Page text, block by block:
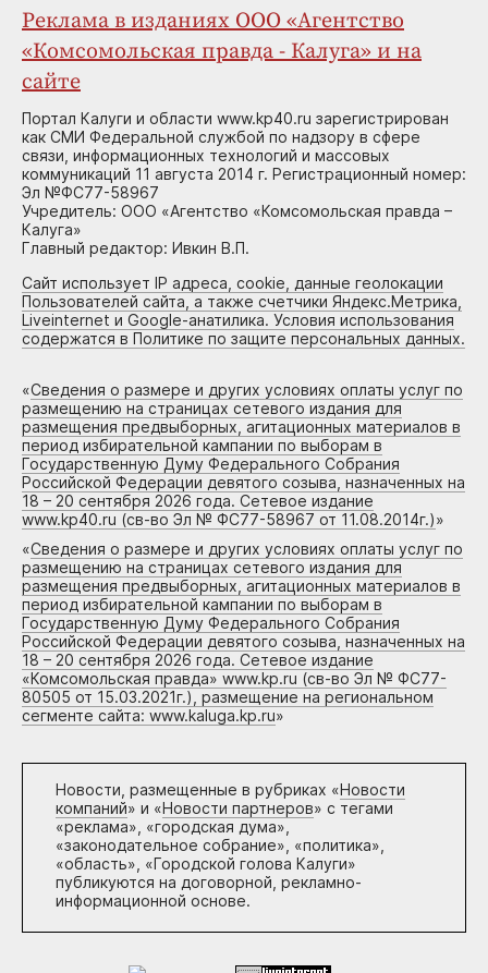
Реклама в изданиях ООО «Агентство
«Комсомольская правда - Калуга» и на
сайте
Портал Калуги и области www.kp40.ru зарегистрирован
как СМИ Федеральной службой по надзору в сфере
связи, информационных технологий и массовых
коммуникаций 11 августа 2014 г. Регистрационный номер:
Эл №ФС77-58967
Учредитель: ООО «Агентство «Комсомольская правда –
Калуга»
Главный редактор: Ивкин В.П.
Сайт использует IP адреса, cookie, данные геолокации
Пользователей сайта, а также счетчики Яндекс.Метрика,
Liveinternet и Google-анатилика. Условия использования
содержатся в Политике по защите персональных данных.
«Сведения о размере и других условиях оплаты услуг по
размещению на страницах сетевого издания для
размещения предвыборных, агитационных материалов в
период избирательной кампании по выборам в
Государственную Думу Федерального Собрания
Российской Федерации девятого созыва, назначенных на
18 – 20 сентября 2026 года. Сетевое издание
www.kp40.ru (св-во Эл № ФС77-58967 от 11.08.2014г.)»
«Сведения о размере и других условиях оплаты услуг по
размещению на страницах сетевого издания для
размещения предвыборных, агитационных материалов в
период избирательной кампании по выборам в
Государственную Думу Федерального Собрания
Российской Федерации девятого созыва, назначенных на
18 – 20 сентября 2026 года. Сетевое издание
«Комсомольская правда» www.kp.ru (св-во Эл № ФС77-
80505 от 15.03.2021г.), размещение на региональном
сегменте сайта: www.kaluga.kp.ru»
Новости, размещенные в рубриках «Новости
компаний» и «Новости партнеров» с тегами
«реклама», «городская дума»,
«законодательное собрание», «политика»,
«область», «Городской голова Калуги»
публикуются на договорной, рекламно-
информационной основе.